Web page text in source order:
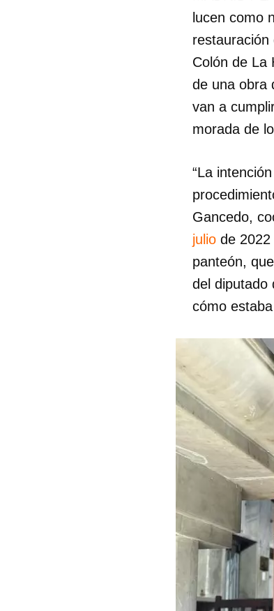
lucen como
restauración
Colón de La
de una obra
van a
morada de
“La
Gancedo,
julio de
panteón,
del diputado
cómo